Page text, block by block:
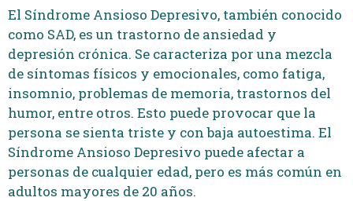
El Síndrome Ansioso Depresivo, también conocido
como SAD, es un trastorno de ansiedad y
depresión crónica. Se caracteriza por una mezcla
de síntomas físicos y emocionales, como fatiga,
insomnio, problemas de memoria, trastornos del
humor, entre otros. Esto puede provocar que la
persona se sienta triste y con baja autoestima. El
Síndrome Ansioso Depresivo puede afectar a
personas de cualquier edad, pero es más común en
adultos mayores de 20 años.